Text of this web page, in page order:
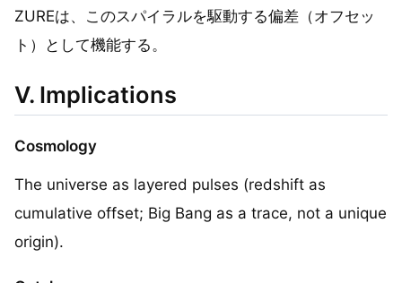
ZUREは、このスパイラルを駆動する偏差（オフセッ
ト）として機能する。
V. Implications
Cosmology
The universe as layered pulses (redshift as
cumulative offset; Big Bang as a trace, not a unique
origin).